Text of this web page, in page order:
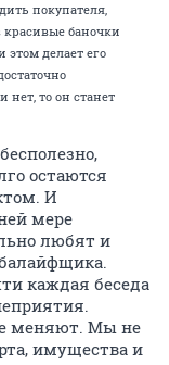
покупателя,
красивые баночки
этом делает его
нет, то он станет
остаются
И
мере
любят и
каждая беседа
меняют. Мы не
имущества и